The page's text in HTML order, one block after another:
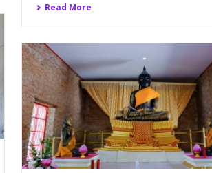
Read More